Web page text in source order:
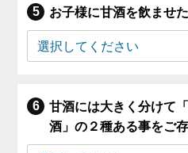
お子様に甘酒を飲ませ
甘酒には大きく分けて
酒」の２種ある事をご